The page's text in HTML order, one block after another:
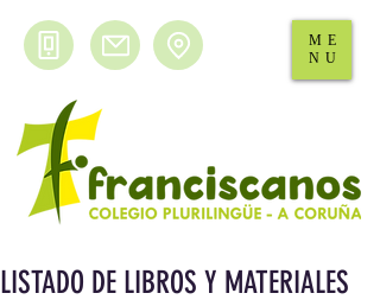
ME
NU
LISTADO DE LIBROS Y MATERIALES